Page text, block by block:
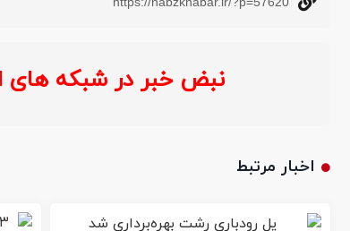
نبض خبر در شبکه های
اخبار مرتبط